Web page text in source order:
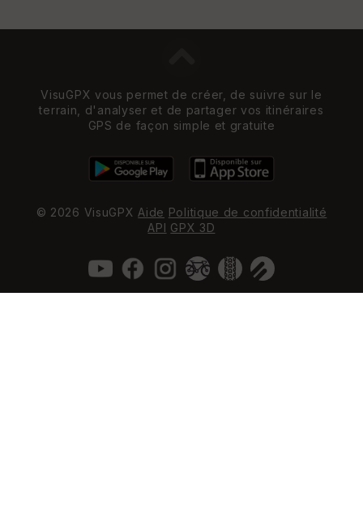
VisuGPX vous permet de créer, de suivre sur le
terrain, d'analyser et de partager vos itinéraires
GPS de façon simple et gratuite
© 2026 VisuGPX Aide Politique de confidentialité
API GPX 3D